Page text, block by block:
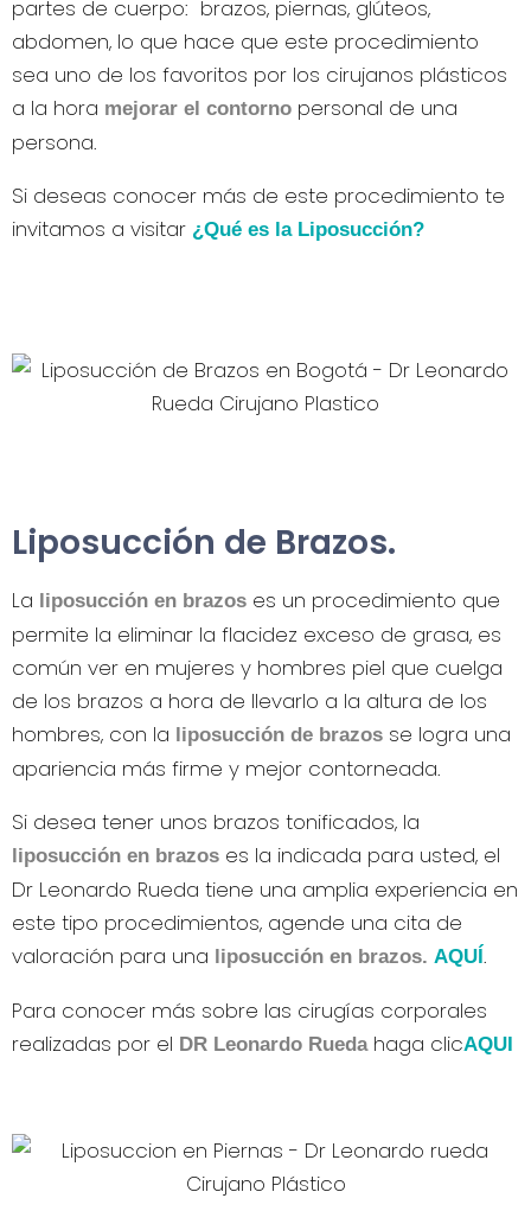
partes de cuerpo: brazos, piernas, glúteos,
abdomen, lo que hace que este procedimiento
sea uno de los favoritos por los cirujanos plásticos
a la hora mejorar el contorno personal de una
persona.
Si deseas conocer más de este procedimiento te
invitamos a visitar ¿Qué es la Liposucción?
Liposucción de Brazos.
La liposucción en brazos es un procedimiento que
permite la eliminar la flacidez exceso de grasa, es
común ver en mujeres y hombres piel que cuelga
de los brazos a hora de llevarlo a la altura de los
hombres, con la liposucción de brazos se logra una
apariencia más firme y mejor contorneada.
Si desea tener unos brazos tonificados, la
liposucción en brazos es la indicada para usted, el
Dr Leonardo Rueda tiene una amplia experiencia en
este tipo procedimientos, agende una cita de
valoración para una
liposucción en brazos. AQUÍ .
Para conocer más sobre las cirugías corporales
realizadas por el DR Leonardo Rueda haga clicAQUI